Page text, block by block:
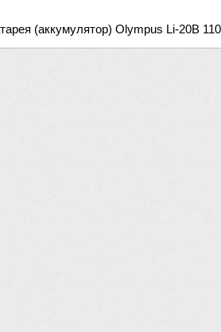
(аккумулятор) Olympus Li-20B